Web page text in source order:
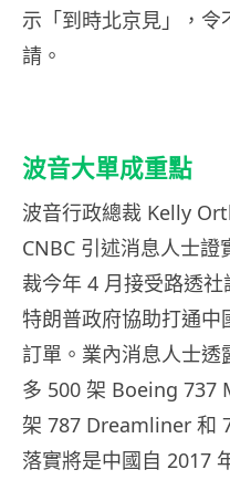
示「到時北京見」，
請。
波音大單成重點
波音行政總裁 Kelly
CNBC 引述消息人士
裁今年 4 月接受路透
特朗普政府協助打通
訂單。業內消息人士透
多 500 架 Boeing 737
架 787 Dreamliner 和
落實將是中國自 2017